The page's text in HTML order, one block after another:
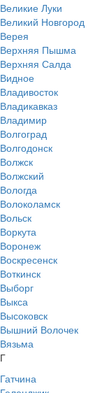
Великие Луки
Великий Новгород
Верея
Верхняя Пышма
Верхняя Салда
Видное
Владивосток
Владикавказ
Владимир
Волгоград
Волгодонск
Волжск
Волжский
Вологда
Волоколамск
Вольск
Воркута
Воронеж
Воскресенск
Воткинск
Выборг
Выкса
Высоковск
Вышний Волочек
Вязьма
Г
Гатчина